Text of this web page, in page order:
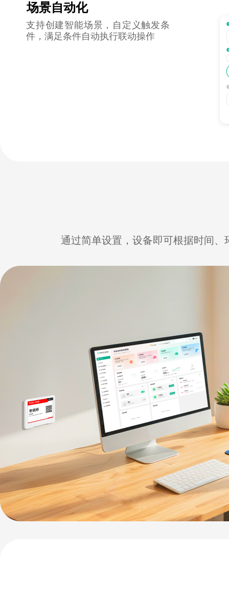
场景自动化
支持创建智能场景，自定义触发条
件，满足条件自动执行联动操作
通过简单设置，设备即可根据时间